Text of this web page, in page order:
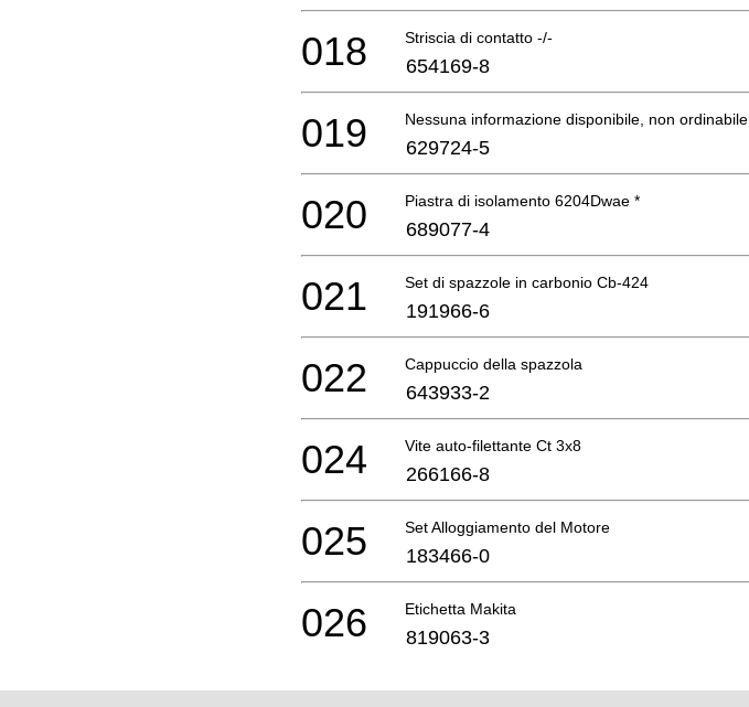
Striscia di contatto -/-
018 654169-8
Nessuna informazione disponibile, non ordinabile
019 629724-5
Piastra di isolamento 6204Dwae *
020 689077-4
Set di spazzole in carbonio Cb-424
021 191966-6
Cappuccio della spazzola
022 643933-2
Vite auto-filettante Ct 3x8
024 266166-8
Set Alloggiamento del Motore
025 183466-0
Etichetta Makita
026 819063-3